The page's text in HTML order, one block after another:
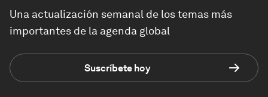
Una actualización semanal de los temas más
importantes de la agenda global
Suscríbete hoy